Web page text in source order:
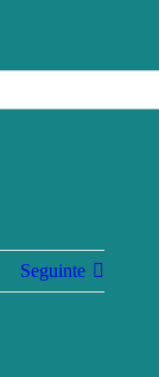
Seguinte